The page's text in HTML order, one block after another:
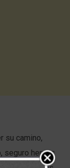
su camino,
seguro hemos